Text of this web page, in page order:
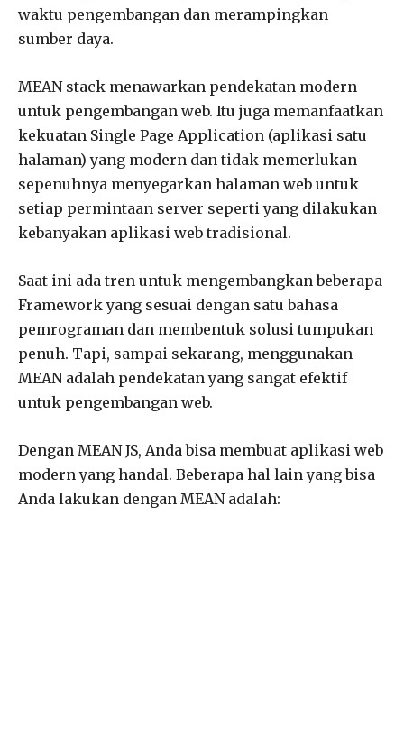
waktu pengembangan dan merampingkan
sumber daya.
MEAN stack menawarkan pendekatan modern
untuk pengembangan web. Itu juga memanfaatkan
kekuatan Single Page Application (aplikasi satu
halaman) yang modern dan tidak memerlukan
sepenuhnya menyegarkan halaman web untuk
setiap permintaan server seperti yang dilakukan
kebanyakan aplikasi web tradisional.
Saat ini ada tren untuk mengembangkan beberapa
Framework yang sesuai dengan satu bahasa
pemrograman dan membentuk solusi tumpukan
penuh. Tapi, sampai sekarang, menggunakan
MEAN adalah pendekatan yang sangat efektif
untuk pengembangan web.
Dengan MEAN JS, Anda bisa membuat aplikasi web
modern yang handal. Beberapa hal lain yang bisa
Anda lakukan dengan MEAN adalah: